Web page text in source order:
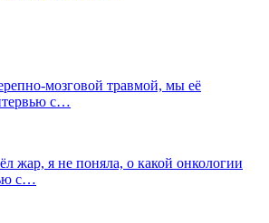
мозговой травмой, мы её
с…
жар, я не поняла, о какой онкологии
с…